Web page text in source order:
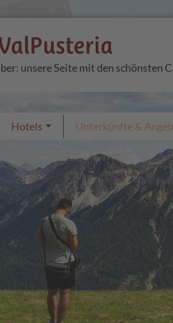
unsere Seite mit den schönsten
Hotels Unterkünfte &